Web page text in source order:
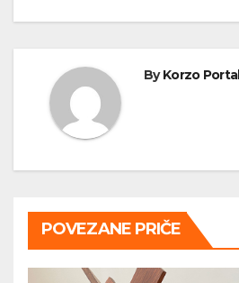
ByKorzo Portal
POVEZANE PRIČE